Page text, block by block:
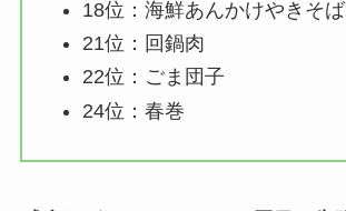
18位：海鮮あんかけやきそば
21位：回鍋肉
22位：ごま団子
24位：春巻